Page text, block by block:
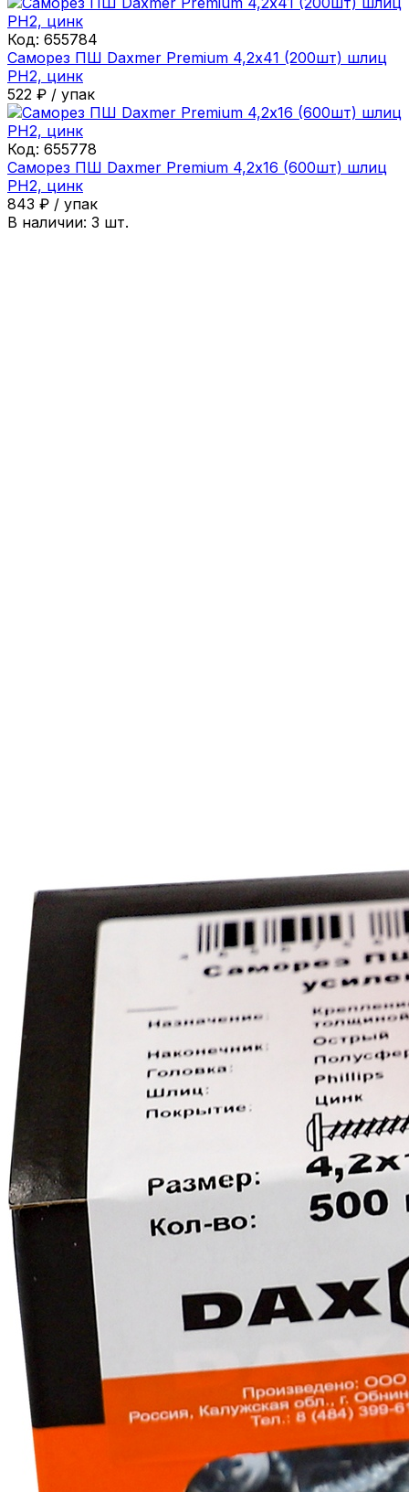
Код: 655784
Саморез ПШ Daxmer Premium 4,2х41 (200шт) шлиц
PH2, цинк
522 ₽ / упак
Код: 655778
Саморез ПШ Daxmer Premium 4,2х16 (600шт) шлиц
PH2, цинк
843 ₽ / упак
В наличии: 3 шт.